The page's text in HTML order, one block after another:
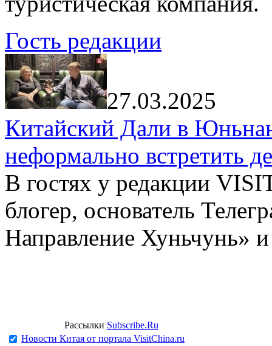
Гость редакции
27.03.2025
Китайский Дали в
неформально встретить
В гостях у редакции
блогер, основатель
Направление Хуньчунь»
Рассылки Subscribe.Ru
Новости Китая от портала VisitChina.ru